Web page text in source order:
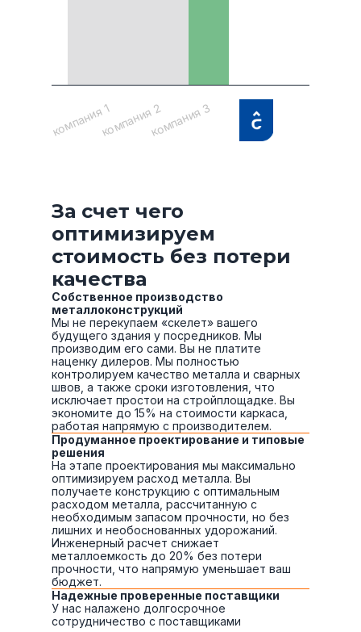
компания 2компания 3
компания 1
За счет чего
оптимизируем
стоимость без потери
качества
Собственное производство
металлоконструкций
Мы не перекупаем «скелет» вашего
будущего здания у посредников. Мы
производим его сами. Вы не платите
наценку дилеров. Мы полностью
контролируем качество металла и сварных
швов, а также сроки изготовления, что
исключает простои на стройплощадке. Вы
экономите до 15% на стоимости каркаса,
работая напрямую с производителем.
Продуманное проектирование и типовые
решения
На этапе проектирования мы максимально
оптимизируем расход металла. Вы
получаете конструкцию с оптимальным
расходом металла, рассчитанную с
необходимым запасом прочности, но без
лишних и необоснованных удорожаний.
Инженерный расчет снижает
металлоемкость до 20% без потери
прочности, что напрямую уменьшает ваш
бюджет.
Надежные проверенные поставщики
У нас налажено долгосрочное
сотрудничество с поставщиками